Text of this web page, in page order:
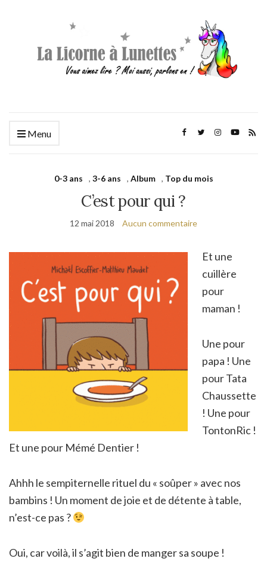
Menu
0-3 ans , 3-6 ans , Album , Top du mois
C’est pour qui ?
12 mai 2018 Aucun commentaire
Et une
cuillère
pour
maman !
Une pour
papa ! Une
pour Tata
Chaussette
! Une pour
TontonRic !
Et une pour Mémé Dentier !
Ahhh le sempiternelle rituel du « soûper » avec nos
bambins ! Un moment de joie et de détente à table,
n’est-ce pas ?
Oui, car voilà, il s’agit bien de manger sa soupe !